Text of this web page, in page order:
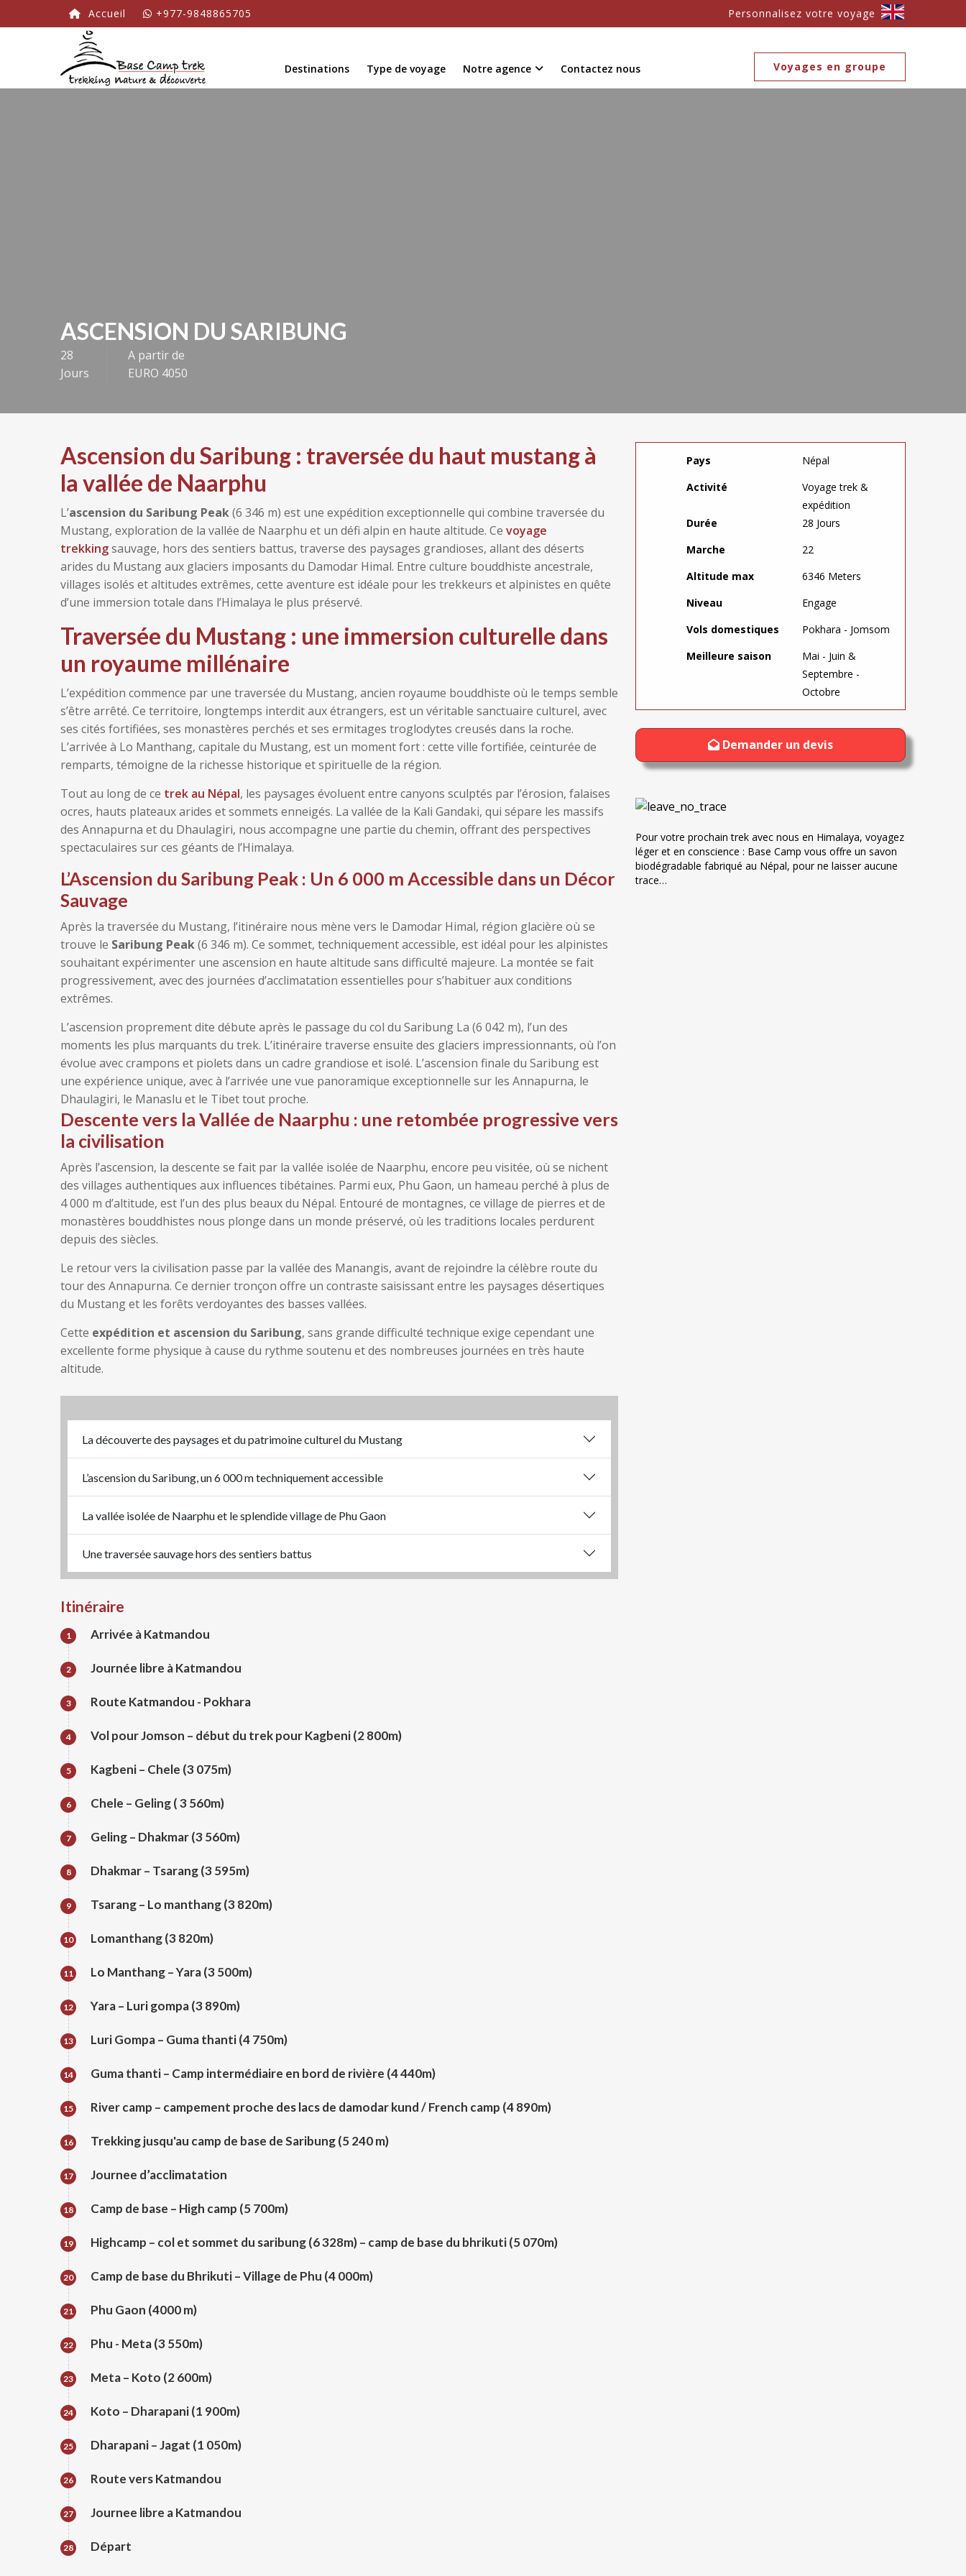
Accueil +977-9848865705 Personnalisez votre voyage
Destinations Type de voyage Notre agence Contactez nous Voyages en groupe
ASCENSION DU SARIBUNG
28
Jours
A partir de
EURO 4050
Ascension du Saribung : traversée du haut mustang à
la vallée de Naarphu
L’ascension du Saribung Peak(6 346 m) est une expédition exceptionnelle qui combine traversée du
Mustang, exploration de la vallée de Naarphu et un défi alpin en haute altitude. Ce voyage
trekkingsauvage, hors des sentiers battus, traverse des paysages grandioses, allant des déserts
arides du Mustang aux glaciers imposants du Damodar Himal. Entre culture bouddhiste ancestrale,
villages isolés et altitudes extrêmes, cette aventure est idéale pour les trekkeurs et alpinistes en quête
d’une immersion totale dans l’Himalaya le plus préservé.
Traversée du Mustang : une immersion culturelle dans
un royaume millénaire
L’expédition commence par une traversée du Mustang, ancien royaume bouddhiste où le temps semble
s’être arrêté. Ce territoire, longtemps interdit aux étrangers, est un véritable sanctuaire culturel, avec
ses cités fortifiées, ses monastères perchés et ses ermitages troglodytes creusés dans la roche.
L’arrivée à Lo Manthang, capitale du Mustang, est un moment fort : cette ville fortifiée, ceinturée de
remparts, témoigne de la richesse historique et spirituelle de la région.
Tout au long de ce trek au Népal, les paysages évoluent entre canyons sculptés par l’érosion, falaises
ocres, hauts plateaux arides et sommets enneigés. La vallée de la Kali Gandaki, qui sépare les massifs
des Annapurna et du Dhaulagiri, nous accompagne une partie du chemin, offrant des perspectives
spectaculaires sur ces géants de l’Himalaya.
L’Ascension du Saribung Peak : Un 6 000 m Accessible dans un Décor
Sauvage
Après la traversée du Mustang, l’itinéraire nous mène vers le Damodar Himal, région glacière où se
trouve le Saribung Peak(6 346 m). Ce sommet, techniquement accessible, est idéal pour les alpinistes
souhaitant expérimenter une ascension en haute altitude sans difficulté majeure. La montée se fait
progressivement, avec des journées d’acclimatation essentielles pour s’habituer aux conditions
extrêmes.
L’ascension proprement dite débute après le passage du col du Saribung La (6 042 m), l’un des
moments les plus marquants du trek. L’itinéraire traverse ensuite des glaciers impressionnants, où l’on
évolue avec crampons et piolets dans un cadre grandiose et isolé. L’ascension finale du Saribung est
une expérience unique, avec à l’arrivée une vue panoramique exceptionnelle sur les Annapurna, le
Dhaulagiri, le Manaslu et le Tibet tout proche.
Descente vers la Vallée de Naarphu : une retombée progressive vers
la civilisation
Après l’ascension, la descente se fait par la vallée isolée de Naarphu, encore peu visitée, où se nichent
des villages authentiques aux influences tibétaines. Parmi eux, Phu Gaon, un hameau perché à plus de
4 000 m d’altitude, est l’un des plus beaux du Népal. Entouré de montagnes, ce village de pierres et de
monastères bouddhistes nous plonge dans un monde préservé, où les traditions locales perdurent
depuis des siècles.
Le retour vers la civilisation passe par la vallée des Manangis, avant de rejoindre la célèbre route du
tour des Annapurna. Ce dernier tronçon offre un contraste saisissant entre les paysages désertiques
du Mustang et les forêts verdoyantes des basses vallées.
Cette expédition et ascension du Saribung, sans grande difficulté technique exige cependant une
excellente forme physique à cause du rythme soutenu et des nombreuses journées en très haute
altitude.
La découverte des paysages et du patrimoine culturel du Mustang
L’ascension du Saribung, un 6 000 m techniquement accessible
La vallée isolée de Naarphu et le splendide village de Phu Gaon
Une traversée sauvage hors des sentiers battus
Itinéraire
1 Arrivée à Katmandou
2 Journée libre à Katmandou
3 Route Katmandou - Pokhara
4 Vol pour Jomson – début du trek pour Kagbeni (2 800m)
5 Kagbeni – Chele (3 075m)
6 Chele – Geling ( 3 560m)
7 Geling – Dhakmar (3 560m)
8 Dhakmar – Tsarang (3 595m)
9 Tsarang – Lo manthang (3 820m)
10 Lomanthang (3 820m)
11 Lo Manthang – Yara (3 500m)
12 Yara – Luri gompa (3 890m)
13 Luri Gompa – Guma thanti (4 750m)
14 Guma thanti – Camp intermédiaire en bord de rivière (4 440m)
15 River camp – campement proche des lacs de damodar kund / French camp (4 890m)
16 Trekking jusqu'au camp de base de Saribung (5 240 m)
17 Journee d’acclimatation
18 Camp de base – High camp (5 700m)
19 Highcamp – col et sommet du saribung (6 328m) – camp de base du bhrikuti (5 070m)
20 Camp de base du Bhrikuti – Village de Phu (4 000m)
21 Phu Gaon (4000 m)
22 Phu - Meta (3 550m)
23 Meta – Koto (2 600m)
24 Koto – Dharapani (1 900m)
25 Dharapani – Jagat (1 050m)
26 Route vers Katmandou
27 Journee libre a Katmandou
28 Départ
Pays
Népal
Activité
Voyage trek &
expédition
Durée
28 Jours
Marche
22
Altitude max
6346 Meters
Niveau
Engage
Vols domestiques
Pokhara - Jomsom
Meilleure saison
Mai - Juin &
Septembre -
Octobre
Demander un devis
Pour votre prochain trek avec nous en Himalaya, voyagez
léger et en conscience : Base Camp vous offre un savon
biodégradable fabriqué au Népal, pour ne laisser aucune
trace…